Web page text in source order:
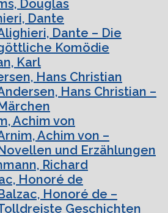
Douglas
Dante
Dante – Die
Komödie
Karl
Hans Christian
Hans Christian –
Achim von
Achim von –
und Erzählungen
Richard
Honoré de
Honoré de –
Geschichten